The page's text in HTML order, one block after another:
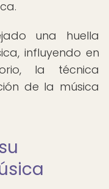
una huella
influyendo en
la técnica
de la música